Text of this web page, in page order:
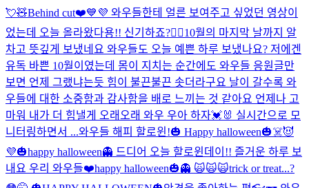
💘🧸Behind cut❤️💙💜 와우들한테 얼른 보여주고 싶었던 영상이
었는데 오늘 올라왔다용!! 신기하죠?👍🏻10월의 마지막 날까지 알
차고 뜻깊게 보냈네요 와우들도 오늘 예쁜 하루 보냈나요? 저에겐
유독 바쁜 10월이였는데 몸이 지치는 순간에도 와우들 응원글만
보면 언제 그랬냐는듯 힘이 불끈불끈 솟더라구요 날이 갈수록 와
우들에 대한 소중함과 감사함을 배로 느끼는 것 같아요 언제나 고
마워 내가 더 힘낼게 오래오래 와우 우아 하자💓🐰 실시간으로 모
니터링하면서 ...와우들 해피 할로윈!🎃 Happy halloween🎃☠️😈
💜🎃happy halloween👻 드디어 오늘 할로윈데이!! 즐거운 하루 보
내요 우리 와우들❤️happy halloween🎃👻 🙀🙀🙀trick or treat...?